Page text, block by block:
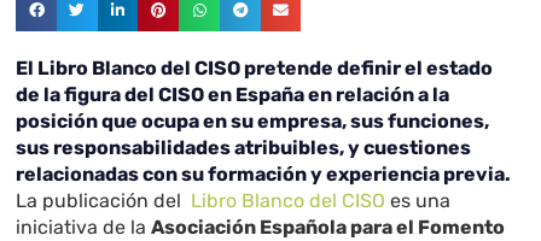
El Libro Blanco del CISO pretende definir el estado
de la figura del CISO en España en relación a la
posición que ocupa en su empresa, sus funciones,
sus responsabilidades atribuibles, y cuestiones
relacionadas con su formación y experiencia previa.
La publicación del Libro Blanco del CISO es una
iniciativa de laAsociación Española para el Fomento